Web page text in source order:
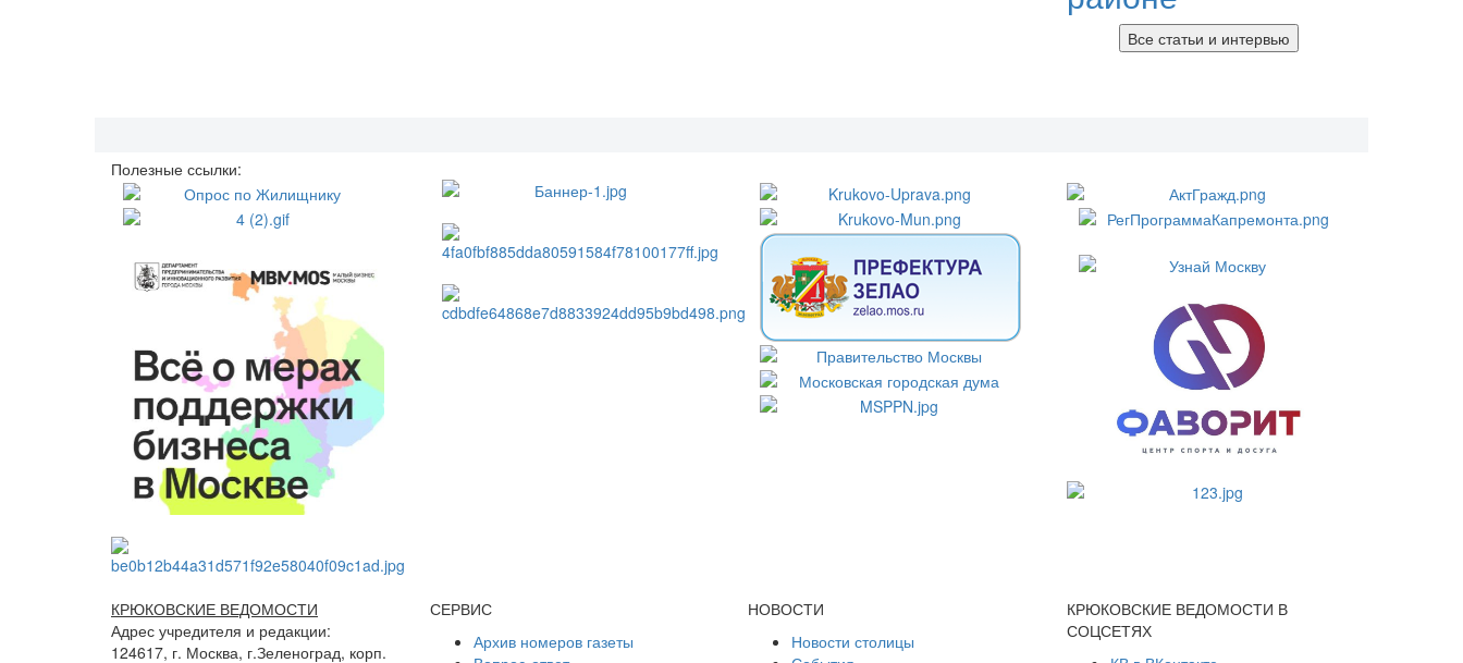
Все статьи и интервью
Полезные ссылки:
КРЮКОВСКИЕ ВЕДОМОСТИ
Адрес учредителя и редакции:
124617, г. Москва, г.Зеленоград, корп.
СЕРВИС
Архив номеров газеты
НОВОСТИ
Новости столицы
КРЮКОВСКИЕ ВЕДОМОСТИ В
СОЦСЕТЯХ